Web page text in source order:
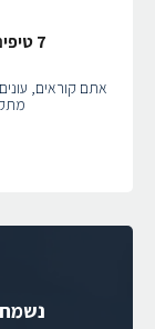
7 טיפים לאכילה נכונה כשעובדים בהייטק
אתם קוראים,